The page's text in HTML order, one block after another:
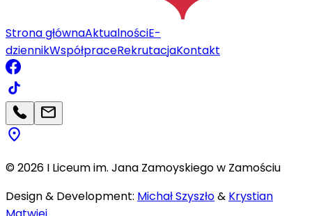
Strona głównaAktualnościE-
dziennikWspółpraceRekrutacjaKontakt
©2026 I Liceum im. Jana Zamoyskiego w Zamościu
Design & Development: Michał Szyszło& Krystian